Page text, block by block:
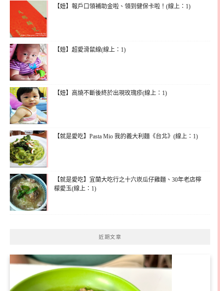
【妞】報戶口領補助金啦、領到健保卡啦！(線上：1)
【妞】超愛滑鼠線(線上：1)
【妞】高燒不斷後終於出現玫瑰疹(線上：1)
【就是愛吃】Pasta Mio 我的義大利麵《台北》(線上：1)
【就是愛吃】宜蘭大吃行之十六崁瓜仔雞麵、30年老店檸
檬愛玉(線上：1)
近期文章